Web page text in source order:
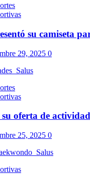
su camiseta
29, 2025 0
oferta de
25, 2025 0